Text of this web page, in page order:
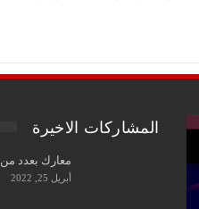
المشاركات الاخيرة
معارك بعدد من
أبريل 25, 2022